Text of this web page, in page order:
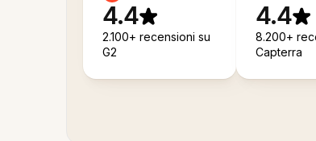
4.4
2.100+ recensioni su
G2
4.4
8.200+
Capterra